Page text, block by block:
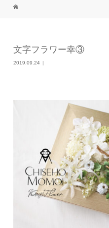
文字フラワー幸③
2019.09.24